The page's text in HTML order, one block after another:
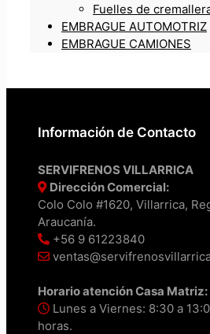
Fuelles de
EMBRAGUE AUTOMOTRIZ
EMBRAGUE CAMIONES
Información de Contacto
SERVIFRENOS VILLARRICA
Dirección Comercial:
Colo Colo #1620, Villarrica,
Araucanía.
+56 9 61223840
Horario atención Casa Matriz:
Lunes a Viernes: 8:30 a
horas.